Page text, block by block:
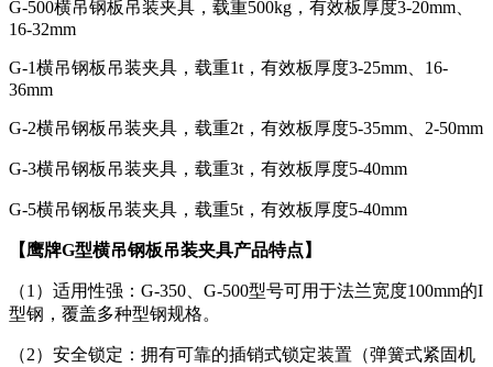
G-500横吊钢板吊装夹具，载重500kg，有效板厚度3-20mm、
16-32mm
G-1横吊钢板吊装夹具，载重1t，有效板厚度3-25mm、16-
36mm
G-2横吊钢板吊装夹具，载重2t，有效板厚度5-35mm、2-50mm
G-3横吊钢板吊装夹具，载重3t，有效板厚度5-40mm
G-5横吊钢板吊装夹具，载重5t，有效板厚度5-40mm
【鹰牌G型横吊钢板吊装夹具产品特点】
（1）适用性强：G-350、G-500型号可用于法兰宽度100mm的I
型钢，覆盖多种型钢规格。
（2）安全锁定：拥有可靠的插销式锁定装置（弹簧式紧固机